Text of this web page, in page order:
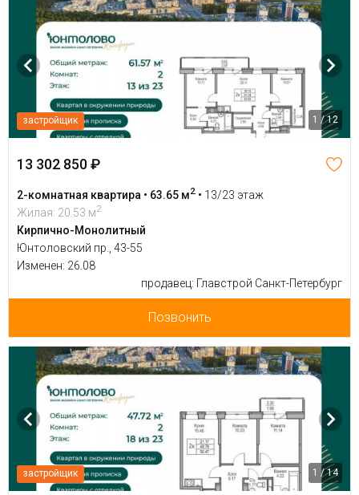
застройщик 1 / 12
13 302 850 ₽
2-комнатная квартира • 63.65 м2 • 13/23 этаж
Жилая: 20.53 м2
Кирпично-Монолитный
Юнтоловский пр., 43-55
Изменен: 26.08
продавец: Главстрой Санкт-Петербург
Позвонить
застройщик 1 / 14